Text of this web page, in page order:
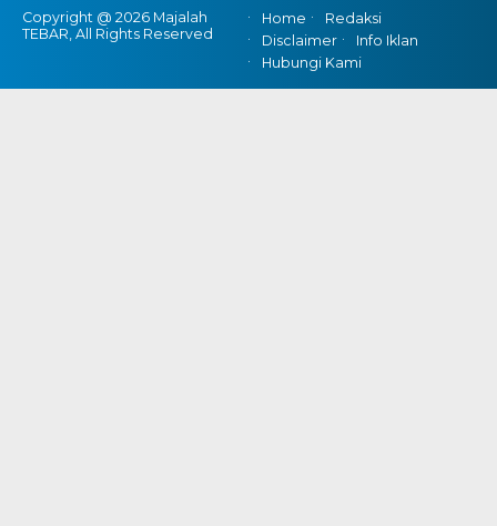
Copyright @ 2026 Majalah
TEBAR, All Rights Reserved
Home
Redaksi
Disclaimer
Info Iklan
Hubungi Kami